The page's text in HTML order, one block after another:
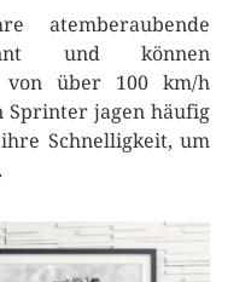
atemberaubende
und können
von über 100 km/h
Sprinter jagen häufig
Schnelligkeit, um